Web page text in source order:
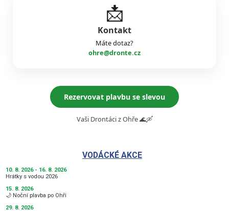
📩
Kontakt
Máte dotaz?
ohre@dronte.cz
Rezervovat plavbu se slevou
Vaši Drontáci z Ohře 🌊🛶
VODÁCKÉ AKCE
10. 8. 2026 - 16. 8. 2026
Hrátky s vodou 2026
15. 8. 2026
🌙 Noční plavba po Ohři
29. 8. 2026